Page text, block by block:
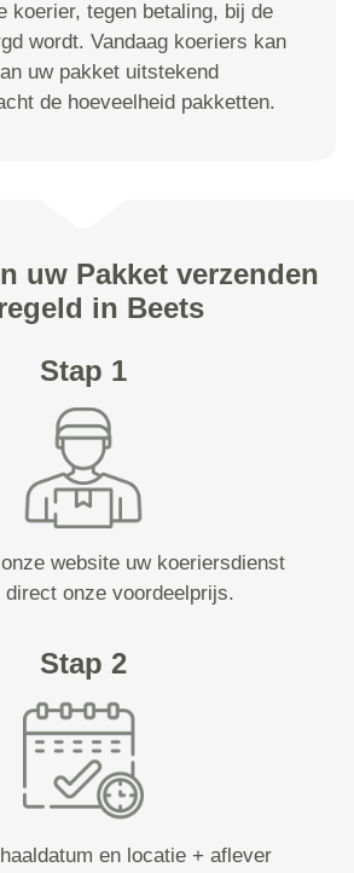
koerier, tegen betaling, bij de
wordt. Vandaag koeriers kan
uw pakket uitstekend
de hoeveelheid pakketten.
uw Pakket verzenden
in Beets
Stap 1
website uw koeriersdienst
direct onze voordeelprijs.
Stap 2
en locatie + aflever